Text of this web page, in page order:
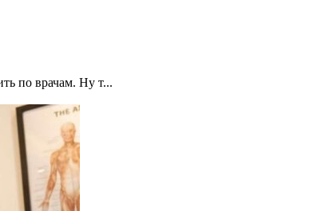
по врачам. Ну т...